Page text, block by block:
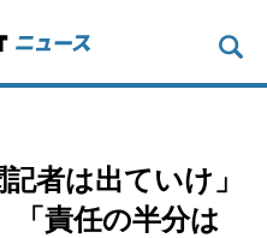
者は出ていけ」
「責任の半分は